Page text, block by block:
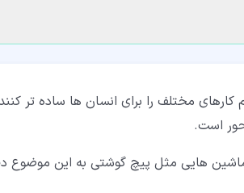
مختلف را برای انسان ها ساده تر
است.
هایی مثل پیچ گوشتی به این موضوع